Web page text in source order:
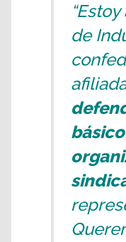
de
básico